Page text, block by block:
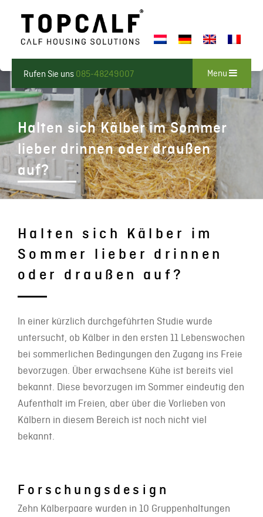
Rufen Sie uns 085-48249007 Menu
Halten sich Kälber im Sommer
lieber drinnen oder draußen
auf?
Halten sich Kälber im
Sommer lieber drinnen
oder draußen auf?
In einer kürzlich durchgeführten Studie wurde
untersucht, ob Kälber in den ersten 11 Lebenswochen
bei sommerlichen Bedingungen den Zugang ins Freie
bevorzugen. Über erwachsene Kühe ist bereits viel
bekannt. Diese bevorzugen im Sommer eindeutig den
Aufenthalt im Freien, aber über die Vorlieben von
Kälbern in diesem Bereich ist noch nicht viel
bekannt.
Forschungsdesign
Zehn Kälberpaare wurden in 10 Gruppenhaltungen